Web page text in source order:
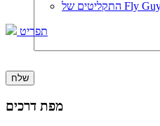
תפריט
מפת דרכים